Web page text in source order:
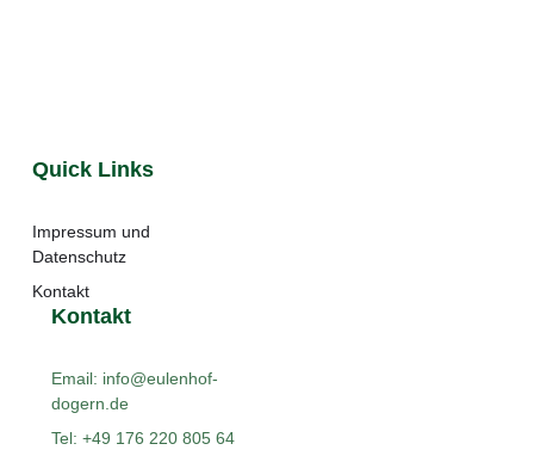
Quick Links
Impressum und
Datenschutz
Kontakt
Kontakt
Email: info@eulenhof-
dogern.de
Tel: +49 176 220 805 64